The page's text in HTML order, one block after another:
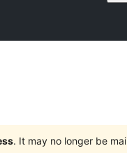
. It may no longer be